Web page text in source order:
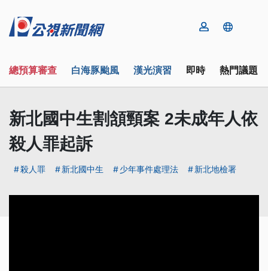
總預算審查 白海豚颱風 漢光演習 即時 熱門議題
新北國中生割頷頸案 2未成年人依
殺人罪起訴
殺人罪 新北國中生 少年事件處理法 新北地檢署